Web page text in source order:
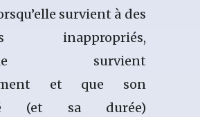
survient à des
inappropriés,
survient
et que son
(et sa durée)